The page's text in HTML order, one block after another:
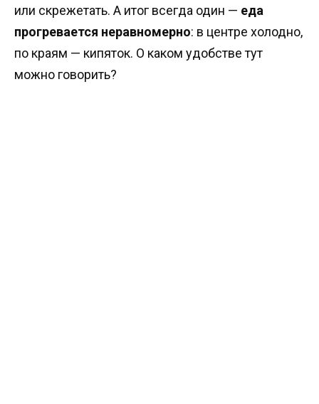
или скрежетать. А итог всегда один — еда
прогревается неравномерно: в центре холодно,
по краям — кипяток. О каком удобстве тут
можно говорить?